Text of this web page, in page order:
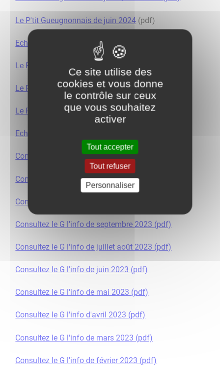
Le P'tit Gueugnonnais de juin 2024 (pdf)
Echange...s mai 2024 (pdf)
Le P'tit Gueugnonnnais de avril 2024 (pdf)
Le P'tit Gueugonnais de mars 2024 (pdf)
Le P'tit Gueugnonnais de février 2024(pdf)
Echange...s décembre 2023 (pdf)
Consultez le G l'info de décembre 2023 (pdf)
Consultez le G l'info de novembre 2023 (pdf)
Consultez le G l'info d'octobre 2023 (pdf)
Consultez le G l'info de septembre 2023 (pdf)
Consultez le G l'info de juillet août 2023 (pdf)
Consultez le G l'info de juin 2023 (pdf)
Consultez le G l'info de mai 2023 (pdf)
Consultez le G l'info d'avril 2023 (pdf)
Consultez le G l'info de mars 2023 (pdf)
Consultez le G l'info de février 2023 (pdf)
Ce site utilise des
cookies et vous donne
le contrôle sur ceux
que vous souhaitez
activer
Tout accepter
Tout refuser
Personnaliser